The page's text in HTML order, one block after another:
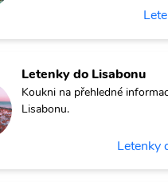
Letenky do Lisabonu
Koukni na přehledné
Lisabonu.
Letenky